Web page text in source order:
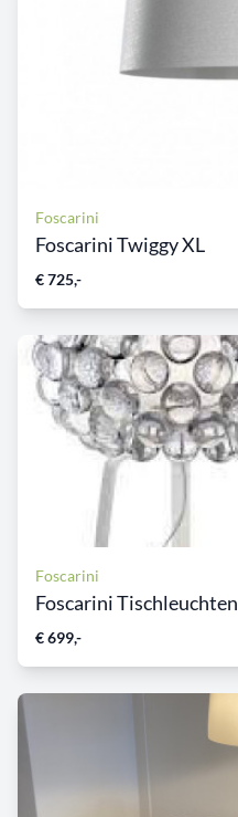
Foscarini
Foscarini Twiggy XL
€ 725,-
Foscarini
Foscarini Tischleuchten
€ 699,-